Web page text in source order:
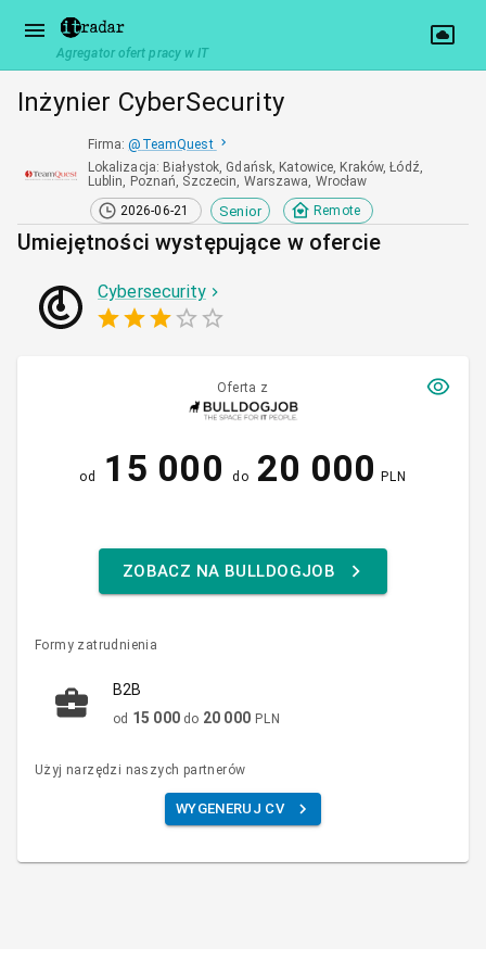
Agregator ofert pracy w IT
Inżynier CyberSecurity
Firma: @ TeamQuest
Lokalizacja: Białystok, Gdańsk, Katowice, Kraków, Łódź,
Lublin, Poznań, Szczecin, Warszawa, Wrocław
2026-06-21
Senior Remote
Umiejętności występujące w ofercie
Cybersecurity
Oferta z
od 15 000 do 20 000 PLN
ZOBACZ NA BULLDOGJOB
Formy zatrudnienia
B2B
od 15 000 do 20 000 PLN
Użyj narzędzi naszych partnerów
WYGENERUJ CV